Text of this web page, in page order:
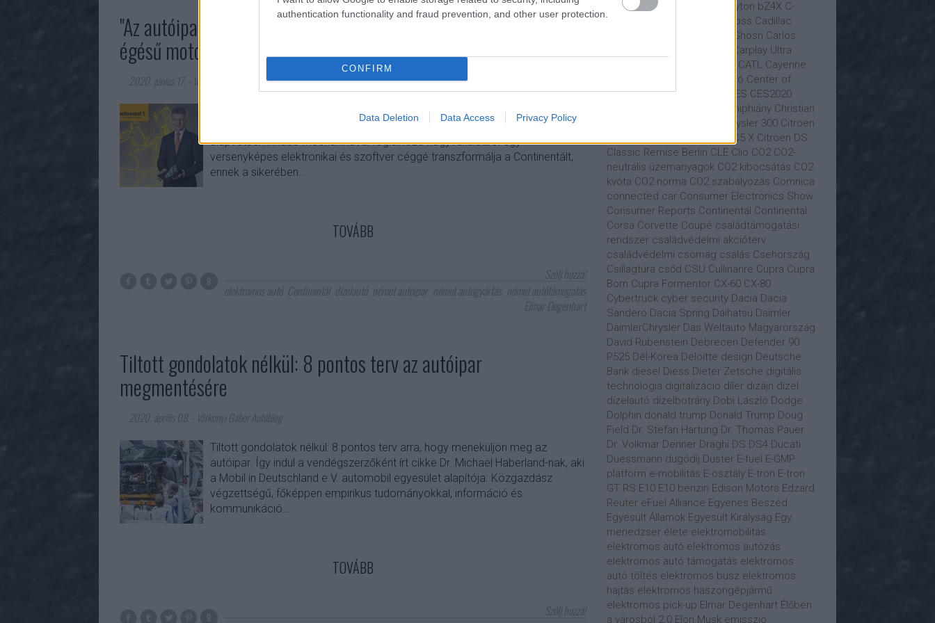
authentication functionality and fraud prevention, and other user protection.
CONFIRM
Data Deletion Data Access Privacy Policy
"Az autóiparnak még legalább 20 év kell ahhoz, hogy a belső
égésű motorokat 100 százalékban alternatív hajtásokra cserélje"
2020. június 17. Várkonyi Gábor Autóblog
A világ második legnagyobb autóipari beszállítójának vezérével készített
interjút az efahrer-com. Elmar Degenhart legnagyobb feladata, hogy egy
alapvetően inkább mechanikával foglalkozó nagyvállalatból egy
versenyképes elektronikai és szoftver céggé transzformálja a Continentált,
ennek a sikerében…
TOVÁBB
Szólj hozzá!
elektromos autó Continentál dízelautó német autóipar német autógyártás német autótámogatás
Elmar Degenhart
Tiltott gondolatok nélkül: 8 pontos terv az autóipar
megmentésére
2020. április 08. Várkonyi Gábor Autóblog
Tiltott gondolatok nélkül: 8 pontos terv arra, hogy meneküljön meg az
autóipar. Így indul a vendégszerzőként írt cikke Dr. Michael Haberland-nak, aki
a Mobil in Deutschland e.V. automobil egyesület alapítója. Közgazdász
végzettségű, főképpen empirikus tudományokkal, információ és
kommunikáció…
TOVÁBB
Szólj hozzá!
Business Class
Byton bZ4X C-
osztály
C5 Aircross Cadillac
Carlos Ghosn Carlos
Carplay Ultra
CATL Cayenne
cégautó Center of
Automotive Management
CES CES2020
chiphiány Christian
Chrysler 300 Citroen
Citroen C5 X Citroen DS
Classic Remise Berlin CLE Clio CO2 CO2-
neutrális üzemanyagok CO2 kibocsátás CO2
kvóta CO2 norma CO2 szabályozás Comnica
connected car Consumer Electronics Show
Consumer Reports Continentál Continental
Corsa Corvette Coupé családtámogatási
rendszer családvédelmi akcióterv
családvédelmi csomag csalás Csehország
Csillagtúra csőd CSU Cullinanre Cupra Cupra
Born Cupra Formentor CX-60 CX-80
Cybertruck cyber security Dacia Dacia
Sandero Dacia Spring Daihatsu Daimler
DaimlerChrysler Das Weltauto Magyarország
David Rubenstein Debrecen Defender 90
P525 Dél-Korea Deloitte design Deutsche
Bank diesel Diess Dieter Zetsche digitális
technológia digitalizáció díler dizájn dízel
dízelautó dízelbotrány Dobi László Dodge
Dolphin donald trump Donald Trump Doug
Field Dr. Stefan Hartung Dr. Thomas Pauer
Dr. Volkmar Denner Draghi DS DS4 Ducati
Duessmann dugódíj Duster E-fuel E-GMP
platform e-mobilitás E-osztály E-tron E-tron
GT RS E10 E10 benzin Edison Motors Edzard
Reuter eFuel Alliance Egyenes Beszéd
Egyesült Államok Egyesült Királyság Egy
menedzser élete elektromobilitás
elektromos autó elektromos autózás
elektromos autó támogatás elektromos
autó töltés elektromos busz elektromos
hajtás elektromos haszongépjármű
elektromos pick-up Elmar Degenhart Élőben
a városból 2.0 Elon Musk emisszió